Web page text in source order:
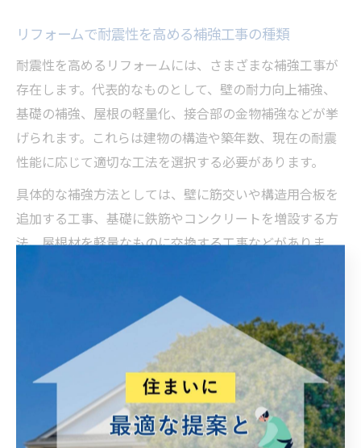
リフォームで耐震性を高める補強工事の種類
耐震性を高めるリフォームには、さまざまな補強工事が
存在します。代表的なものとして、壁の耐力向上補強、
基礎の補強、屋根の軽量化、接合部の金物補強などが挙
げられます。これらは建物の構造や築年数、現在の耐震
性能に応じて適切な工法を選択する必要があります。
具体的な補強方法としては、壁に筋交いや構造用合板を
追加する工事、基礎に鉄筋やコンクリートを増設する方
法、屋根材を軽量なものに交換する工事などがありま
定することが、効果的な耐震リフォームの実現につなが
ります。補助金の活用や工事内容の比較検討も忘れずに
行いましょう。
耐震補強リフォームの選び方と注意点
耐震補強リフォームを成功させるためには、信頼できる
業者選びと詳細な耐震診断が不可欠です。過度な工事を